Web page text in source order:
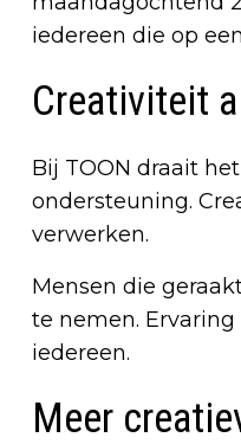
iedereen die op
Creativiteit
Bij TOON draait
ondersteuning.
verwerken.
Mensen die
te nemen.
iedereen.
Meer